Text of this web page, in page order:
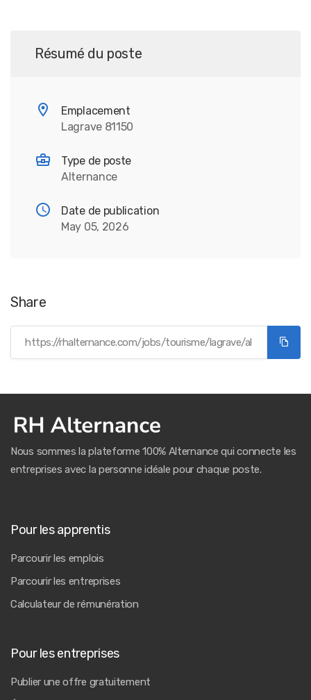
Résumé du poste
Emplacement
Lagrave 81150
Type de poste
Alternance
Date de publication
May 05, 2026
Share
Nous sommes la plateforme 100% Alternance qui connecte les
entreprises avec la personne idéale pour chaque poste.
Pour les apprentis
Parcourir les emplois
Parcourir les entreprises
Calculateur de rémunération
Pour les entreprises
Publier une offre gratuitement